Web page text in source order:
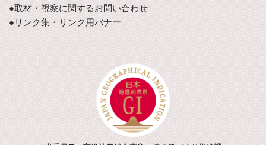
●取材・視察に関するお問い合わせ
●リンク集・リンク用バナー